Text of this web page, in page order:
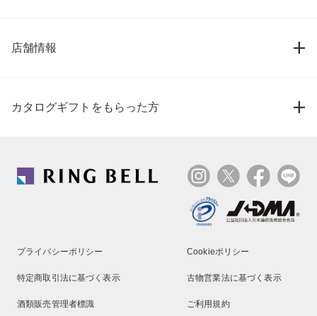
店舗情報
カタログギフトをもらった方
プライバシーポリシー Cookieポリシー
特定商取引法に基づく表示 古物営業法に基づく表示
酒類販売管理者標識 ご利用規約